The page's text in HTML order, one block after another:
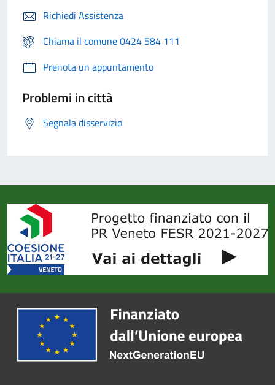
Richiedi Assistenza
Chiama il comune 0424 584 111
Prenota un appuntamento
Problemi in città
Segnala disservizio